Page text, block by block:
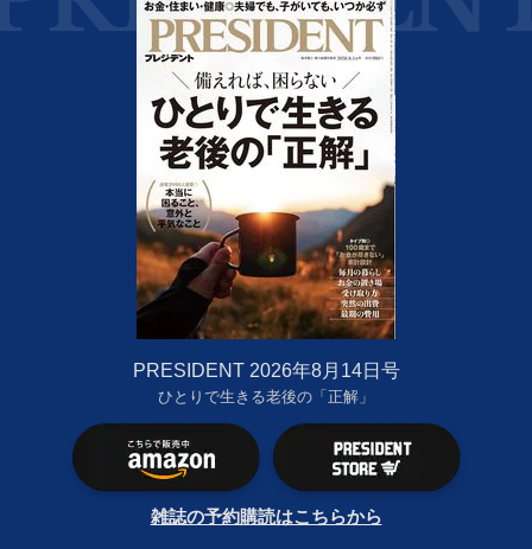
PRESIDENT 2026年8月14日号
ひとりで生きる老後の「正解」
雑誌の予約購読はこちらから